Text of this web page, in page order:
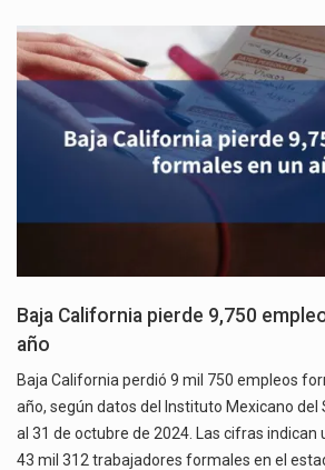
Baja California pierde 9,750
año
Baja California perdió 9 mil 750 empleos
año, según datos del Instituto Mexicano del
al 31 de octubre de 2024. Las cifras indican
43 mil 312 trabajadores formales en el